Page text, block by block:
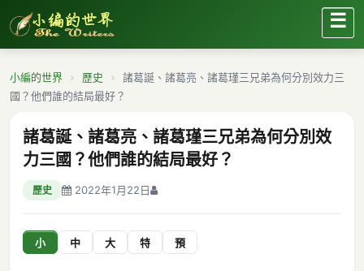
☰
小編的世界 歷史
諸葛誕、諸葛亮、諸葛瑾三兄弟為何分別效力三
國？他們誰的結局最好？
諸葛誕、諸葛亮、諸葛瑾三兄弟為何分別效
力三國？他們誰的結局最好？
歷史 2022年1月22日
小 中 大 特 預